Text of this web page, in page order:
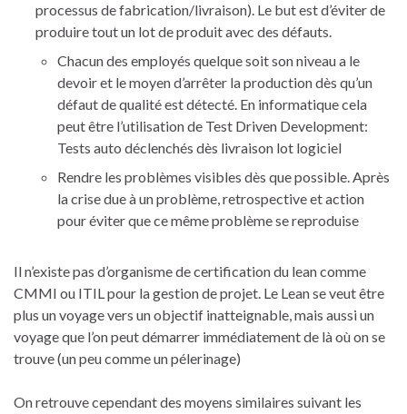
processus de fabrication/livraison). Le but est d’éviter de
produire tout un lot de produit avec des défauts.
Chacun des employés quelque soit son niveau a le
devoir et le moyen d’arrêter la production dès qu’un
défaut de qualité est détecté. En informatique cela
peut être l’utilisation de Test Driven Development:
Tests auto déclenchés dès livraison lot logiciel
Rendre les problèmes visibles dès que possible. Après
la crise due à un problème, retrospective et action
pour éviter que ce même problème se reproduise
Il n’existe pas d’organisme de certification du lean comme
CMMI ou ITIL pour la gestion de projet. Le Lean se veut être
plus un voyage vers un objectif inatteignable, mais aussi un
voyage que l’on peut démarrer immédiatement de là où on se
trouve (un peu comme un pélerinage)
On retrouve cependant des moyens similaires suivant les